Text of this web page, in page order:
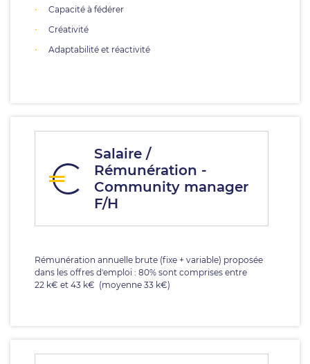
Capacité à fédérer
Créativité
Adaptabilité et réactivité
Salaire /
Rémunération -
Community manager
F/H
Rémunération annuelle brute (fixe + variable) proposée
dans les offres d'emploi : 80% sont comprises entre
22 k€ et 43 k€ (moyenne 33 k€)